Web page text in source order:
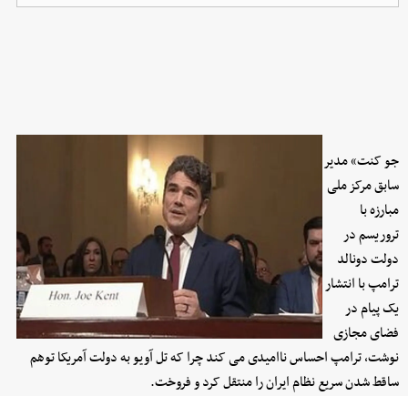
جو کنت» مدیر
سابق مرکز ملی
مبارزه با
تروریسم در
دولت دونالد
ترامپ با انتشار
یک پیام در
فضای مجازی
نوشت، ترامپ احساس ناامیدی می کند چرا که تل آویو به دولت آمریکا توهم
ساقط شدن سریع نظام ایران را منتقل کرد و فروخت.